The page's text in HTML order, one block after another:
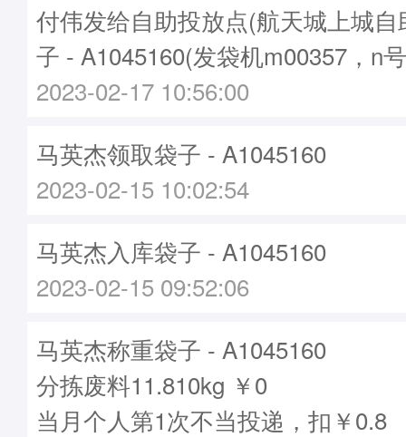
付伟发给自助投放点(航天城上城
子 - A1045160(发袋机m00357，n
2023-02-17 10:56:00
马英杰领取袋子 - A1045160
2023-02-15 10:02:54
马英杰入库袋子 - A1045160
2023-02-15 09:52:06
马英杰称重袋子 - A1045160
分拣废料11.810kg ￥0
当月个人第1次不当投递，扣￥0.8